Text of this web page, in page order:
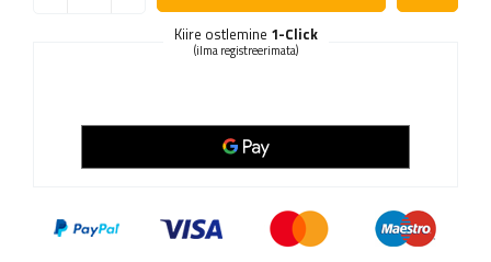
Kiire ostlemine 1-Click
(ilma registreerimata)